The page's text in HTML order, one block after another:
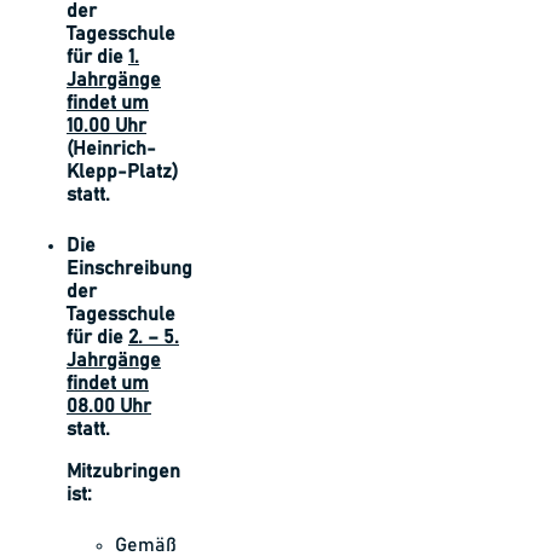
der
Tagesschule
für die 1.
Jahrgänge
findet um
10.00 Uhr
(Heinrich-
Klepp-Platz)
statt.
Die
Einschreibung
der
Tagesschule
für die 2. – 5.
Jahrgänge
findet um
08.00 Uhr
statt.
Mitzubringen
ist:
Gemäß